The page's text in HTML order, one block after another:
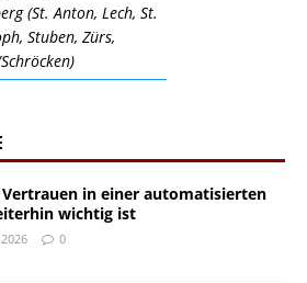
(St. Anton, Lech, St.
Stuben, Zürs,
in einer automatisierten
wichtig ist
0